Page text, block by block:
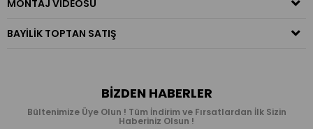
MONTAJ VIDEOSU
BAYILIK TOPTAN SATIŞ
BIZDEN HABERLER
Bültenimize Üye Olun ! Tüm İndirim ve Fırsatlardan İlk Sizin
Haberiniz Olsun !